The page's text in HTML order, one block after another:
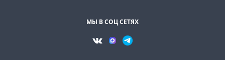
МЫ В СОЦ СЕТЯХ